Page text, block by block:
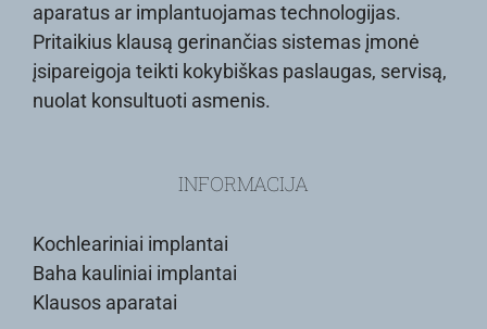
aparatus ar implantuojamas technologijas.
Pritaikius klausą gerinančias sistemas įmonė
įsipareigoja teikti kokybiškas paslaugas, servisą,
nuolat konsultuoti asmenis.
INFORMACIJA
Kochleariniai implantai
Baha kauliniai implantai
Klausos aparatai